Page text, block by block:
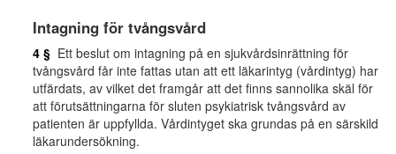
Intagning för tvångsvård
4 § Ett beslut om intagning på en sjukvårdsinrättning för
tvångsvård får inte fattas utan att ett läkarintyg (vårdintyg) har
utfärdats, av vilket det framgår att det finns sannolika skäl för
att förutsättningarna för sluten psykiatrisk tvångsvård av
patienten är uppfyllda. Vårdintyget ska grundas på en särskild
läkarundersökning.